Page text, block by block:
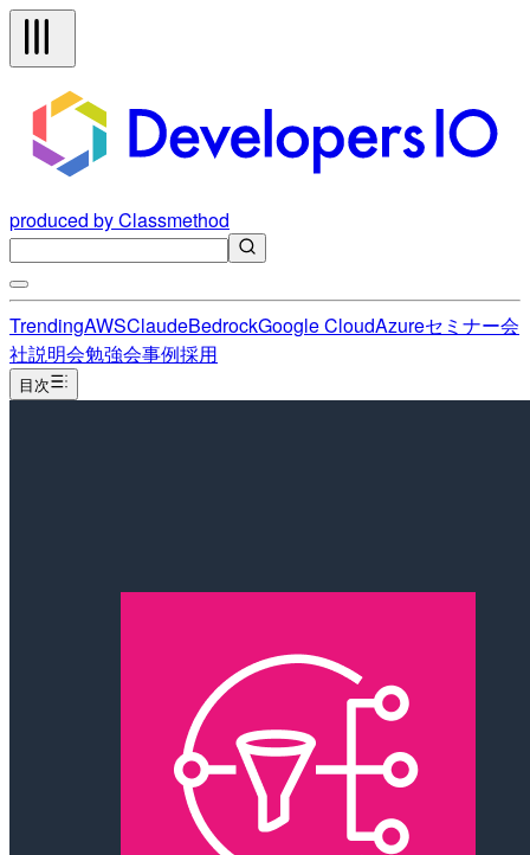
produced by Classmethod
TrendingAWSClaudeBedrockGoogle CloudAzureセミナー会
社説明会勉強会事例採用
目次